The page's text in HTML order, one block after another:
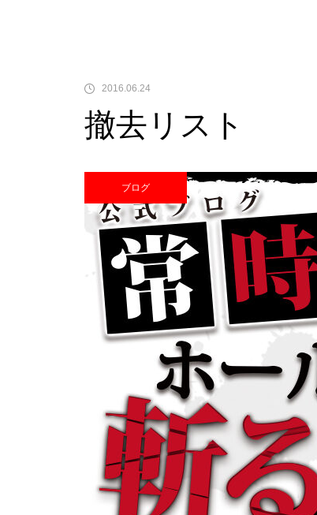
検定通過状況
ティアラ蓮田店様
2016.06.24
撤去リスト
ブログ